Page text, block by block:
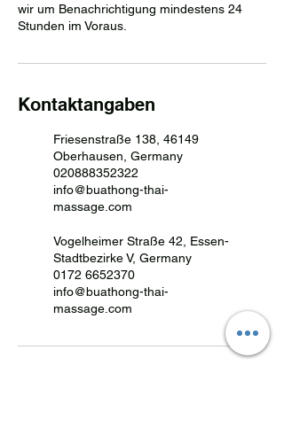
wir um Benachrichtigung mindestens 24
Kontaktangaben
Friesenstraße 138, 46149
Oberhausen, Germany
020888352322
info@buathong-thai-
massage.com
Vogelheimer Straße 42, Essen-
Stadtbezirke V, Germany
0172 6652370
info@buathong-thai-
massage.com